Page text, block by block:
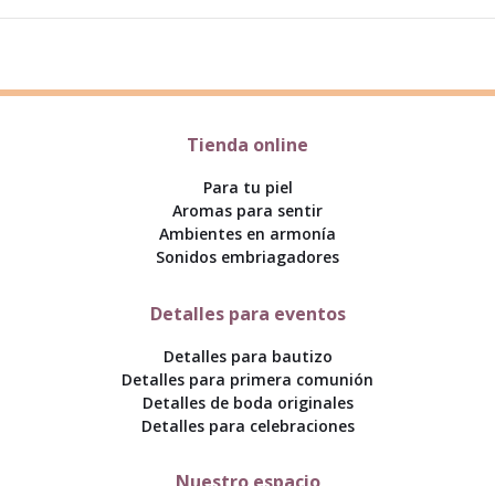
Tienda online
Para tu piel
Aromas para sentir
Ambientes en armonía
Sonidos embriagadores
Detalles para eventos
Detalles para bautizo
Detalles para primera comunión
Detalles de boda originales
Detalles para celebraciones